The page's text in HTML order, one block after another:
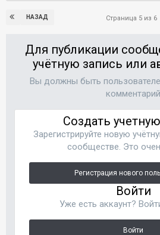
НАЗАД Страница 5 из 6
Для публикации
учётную запись или
Вы должны быть
комментарий
Создать
Зарегистрируйте новую
сообществе. Это
Регистрация нового
Войти
Уже есть аккаунт?
Войти